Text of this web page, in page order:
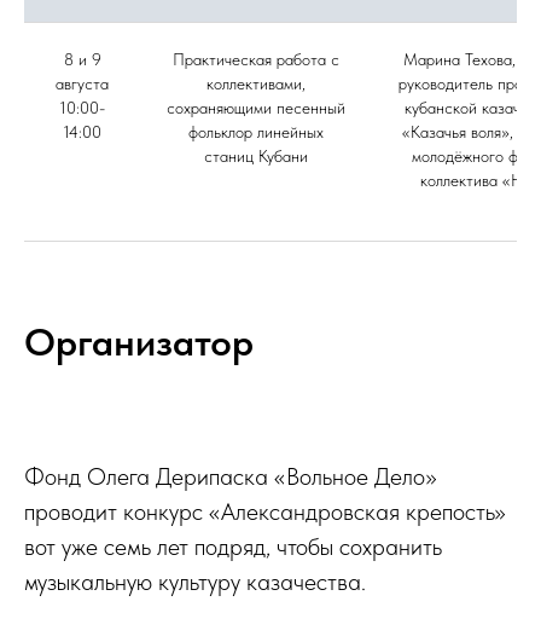
8 и 9
августа
10:00-
14:00
Практическая работа с
коллективами,
сохраняющими песенный
фольклор линейных
станиц Кубани
Марина Техова,
руководитель
кубанской
«Казачья воля»,
молодёжного
коллектива
Организатор
Фонд Олега Дерипаска «Вольное Дело»
проводит конкурс «Александровская крепость»
вот уже семь лет подряд, чтобы сохранить
музыкальную культуру казачества.